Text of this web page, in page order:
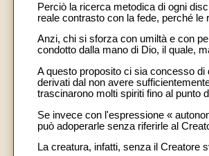
Perciò la ricerca metodica di ogni
reale contrasto con la fede, perché le
Anzi, chi si sforza con umiltà e con
condotto dalla mano di Dio, il quale,
A questo proposito ci sia concesso
derivati dal non avere
trascinarono molti spiriti fino al punto
Se invece con l'espressione «
può adoperarle senza riferirle al
La creatura, infatti, senza il Creatore